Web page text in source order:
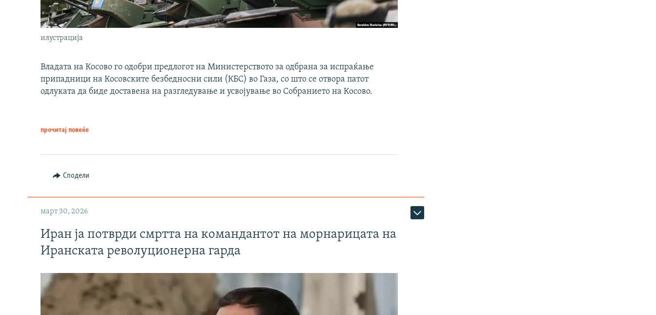
илустрација
Владата на Косово го одобри предлогот на Министерството за одбрана за испраќање
припадници на Косовските безбедносни сили (КБС) во Газа, со што се отвора патот
одлуката да биде доставена на разгледување и усвојување во Собранието на Косово.
прочитај повеќе
Сподели
март 30, 2026
Иран ја потврди смртта на командантот на морнарицата на
Иранската револуционерна гарда